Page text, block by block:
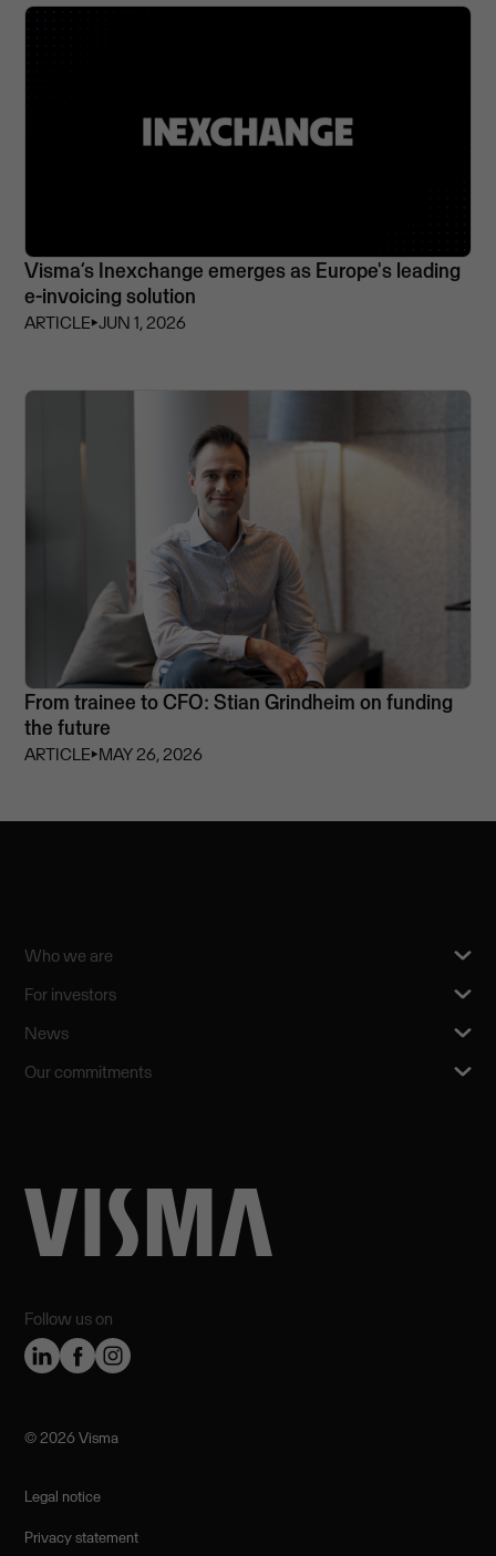
Visma’s Inexchange emerges as Europe's leading
e-invoicing solution
ARTICLE⏵JUN 1, 2026
From trainee to CFO: Stian Grindheim on funding
the future
ARTICLE⏵MAY 26, 2026
Follow us on
Who we are
For investors
News
Our commitments
©️ 2026 Visma
Legal notice
Privacy statement